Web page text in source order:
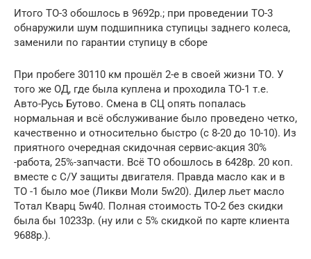
Итого ТО-3 обошлось в 9692р.; при проведении ТО-3
обнаружили шум подшипника ступицы заднего колеса,
заменили по гарантии ступицу в сборе
При пробеге 30110 км прошёл 2-е в своей жизни ТО. У
того же ОД, где была куплена и проходила ТО-1 т.е.
Авто-Русь Бутово. Смена в СЦ опять попалась
нормальная и всё обслуживание было проведено четко,
качественно и относительно быстро (с 8-20 до 10-10). Из
приятного очередная скидочная сервис-акция 30%
-работа, 25%-запчасти. Всё ТО обошлось в 6428р. 20 коп.
вместе с С/У защиты двигателя. Правда масло как и в
ТО -1 было мое (Ликви Моли 5w20). Дилер льет масло
Тотал Кварц 5w40. Полная стоимость ТО-2 без скидки
была бы 10233р. (ну или с 5% скидкой по карте клиента
9688р.).